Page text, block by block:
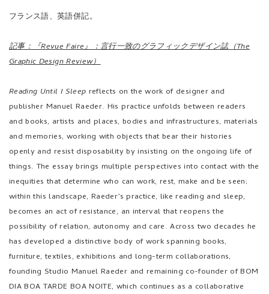
フランス語、英語併記。
記事：『Revue Faire』：言行一致のグラフィックデザイン誌（The
Graphic Design Review）
Reading Until I Sleep reflects on the work of designer and
publisher Manuel Raeder. His practice unfolds between readers
and books, artists and places, bodies and infrastructures, materials
and memories, working with objects that bear their histories
openly and resist disposability by insisting on the ongoing life of
things. The essay brings multiple perspectives into contact with the
inequities that determine who can work, rest, make and be seen;
within this landscape, Raeder’s practice, like reading and sleep,
becomes an act of resistance, an interval that reopens the
possibility of relation, autonomy and care. Across two decades he
has developed a distinctive body of work spanning books,
furniture, textiles, exhibitions and long-term collaborations,
founding Studio Manuel Raeder and remaining co-founder of BOM
DIA BOA TARDE BOA NOITE, which continues as a collaborative